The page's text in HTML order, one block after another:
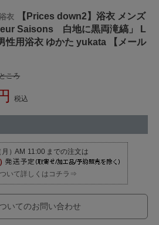
衣
【Prices down2】浴衣 メンズ
Saisons 白地に黒両滝縞」 L
性用浴衣 ゆかた yukata 【メール
ころ
税込
いて詳しくはコチラ⇒
いてのお問い合わせ